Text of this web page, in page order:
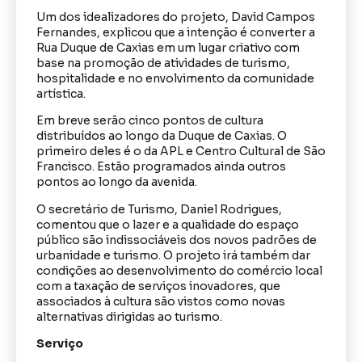
Um dos idealizadores do projeto, David Campos
Fernandes, explicou que a intenção é converter a
Rua Duque de Caxias em um lugar criativo com
base na promoção de atividades de turismo,
hospitalidade e no envolvimento da comunidade
artística.
Em breve serão cinco pontos de cultura
distribuídos ao longo da Duque de Caxias. O
primeiro deles é o da APL e Centro Cultural de São
Francisco. Estão programados ainda outros
pontos ao longo da avenida.
O secretário de Turismo, Daniel Rodrigues,
comentou que o lazer e a qualidade do espaço
público são indissociáveis dos novos padrões de
urbanidade e turismo. O projeto irá também dar
condições ao desenvolvimento do comércio local
com a taxação de serviços inovadores, que
associados à cultura são vistos como novas
alternativas dirigidas ao turismo.
Serviço